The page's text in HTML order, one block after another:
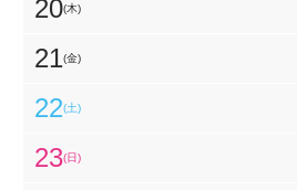
20(木)
21(金)
22(土)
23(日)